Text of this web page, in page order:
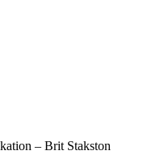
– Brit Stakston